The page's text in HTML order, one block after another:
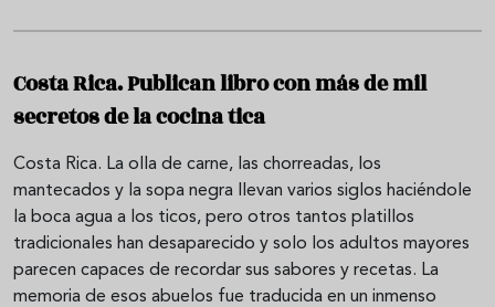
Costa Rica. Publican libro con más de mil
secretos de la cocina tica
Costa Rica. La olla de carne, las chorreadas, los
mantecados y la sopa negra llevan varios siglos haciéndole
la boca agua a los ticos, pero otros tantos platillos
tradicionales han desaparecido y solo los adultos mayores
parecen capaces de recordar sus sabores y recetas. La
memoria de esos abuelos fue traducida en un inmenso